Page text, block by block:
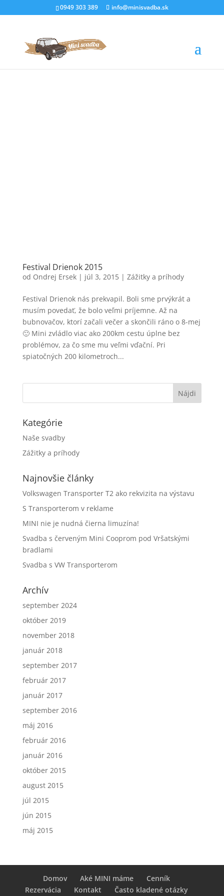
0949 303 389 info@minisvadba.sk
Festival Drienok 2015
od Ondrej Ersek| júl 3, 2015| Zážitky a príhody
Festival Drienok nás prekvapil. Boli sme prvýkrát a
musím povedať, že bolo veľmi príjemne. Až na
bubnovačov, ktorí začali večer a skončili ráno o 8-mej
🙂 Mini zvládlo viac ako 200km cestu úplne bez
problémov, za čo sme mu veľmi vďační. Pri
spiatočných 200 kilometroch...
Kategórie
Naše svadby
Zážitky a príhody
Najnovšie články
Volkswagen Transporter T2 ako rekvizita na výstavu
S Transporterom v reklame
MINI nie je nudná čierna limuzína!
Svadba s červeným Mini Cooprom pod Vršatskými
bradlami
Svadba s VW Transporterom
Archív
september 2024
október 2019
november 2018
január 2018
september 2017
február 2017
január 2017
september 2016
máj 2016
február 2016
január 2016
október 2015
august 2015
júl 2015
jún 2015
máj 2015
Domov Aké MINI máme
Cenník
Rezervácia
Kontakt Často kladené otázky